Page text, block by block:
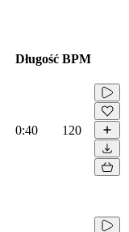
Długość BPM
0:40 120